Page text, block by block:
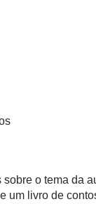
o tema da
um livro de